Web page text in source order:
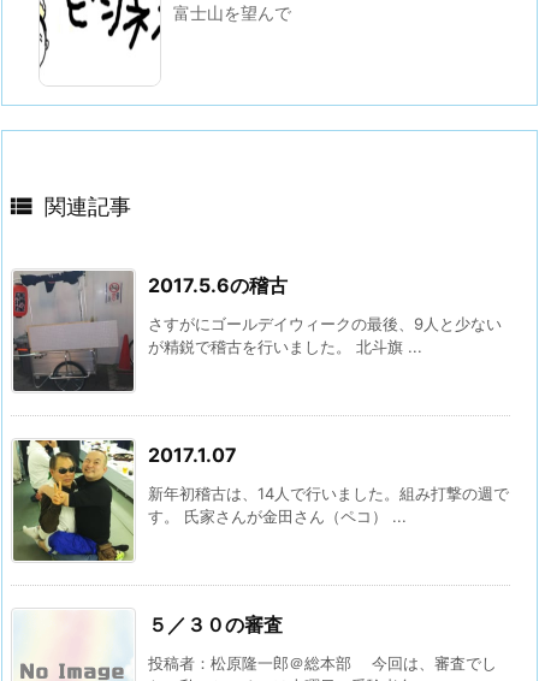
富士山を望んで
 関連記事
2017.5.6の稽古
さすがにゴールデイウィークの最後、9人と少ない
が精鋭で稽古を行いました。 北斗旗 ...
2017.1.07
新年初稽古は、14人で行いました。組み打撃の週で
す。 氏家さんが金田さん（ペコ） ...
５／３０の審査
投稿者：松原隆一郎＠総本部 今回は、審査でし